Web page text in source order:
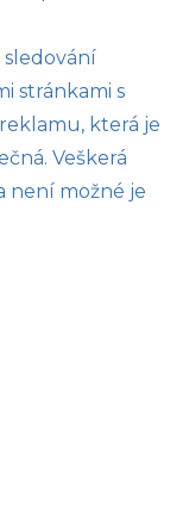
sledování
stránkami s
která je
Veškerá
není možné je